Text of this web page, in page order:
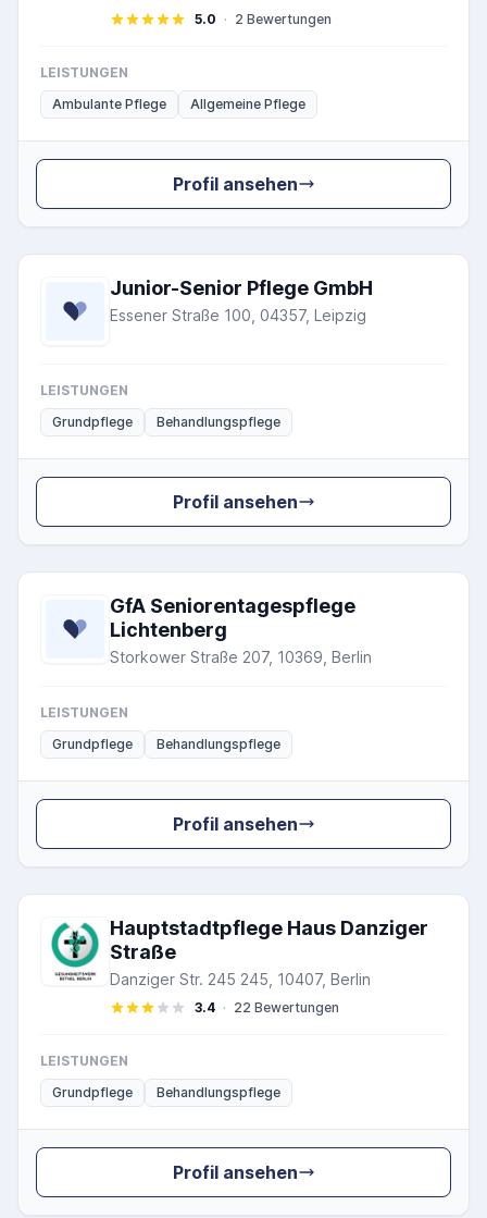
5.0 · 2 Bewertungen
LEISTUNGEN
Ambulante Pflege
Allgemeine Pflege
Profil ansehen
Junior-Senior Pflege GmbH
Essener Straße 100, 04357, Leipzig
LEISTUNGEN
Grundpflege
Behandlungspflege
Profil ansehen
GfA Seniorentagespflege
Lichtenberg
Storkower Straße 207, 10369, Berlin
LEISTUNGEN
Grundpflege
Behandlungspflege
Profil ansehen
Hauptstadtpflege Haus Danziger
Straße
Danziger Str. 245 245, 10407, Berlin
3.4 · 22 Bewertungen
LEISTUNGEN
Grundpflege
Behandlungspflege
Profil ansehen